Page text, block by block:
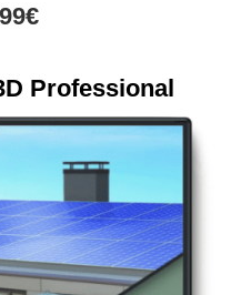
Professional